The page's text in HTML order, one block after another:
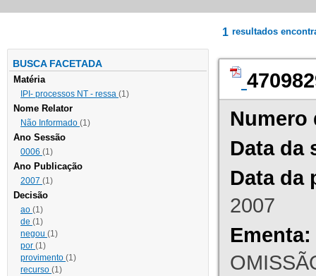
BUSCA FACETADA
Matéria
IPI- processos NT - ressa (1)
Nome Relator
Não Informado (1)
Ano Sessão
0006 (1)
Ano Publicação
2007 (1)
Decisão
ao (1)
de (1)
negou (1)
por (1)
provimento (1)
recurso (1)
1 resultados
Numero
Data da
Data da
2007
Ementa: